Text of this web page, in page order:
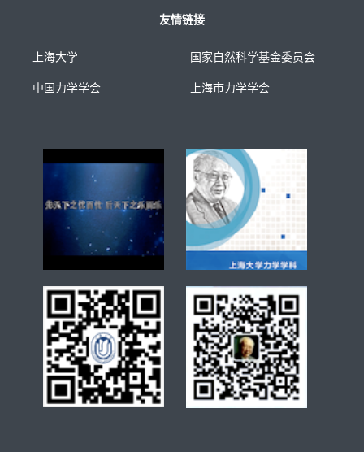
友情链接
上海大学 国家自然科学基金委员会
中国力学学会 上海市力学学会